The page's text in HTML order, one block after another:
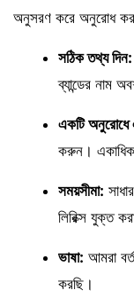
অনুসরণ করে অনুরোধ
সঠিক তথ্য দিন:
ব্যান্ডের নাম
একটি অনুরোধে
করুন। একাধিক
সময়সীমা:
লিরিক্স যুক্ত
ভাষা: আমরা
করছি।